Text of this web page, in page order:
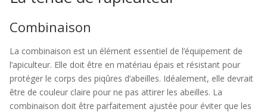
Combinaison
La combinaison est un élément essentiel de l’équipement de
l’apiculteur. Elle doit être en matériau épais et résistant pour
protéger le corps des piqûres d’abeilles. Idéalement, elle devrait
être de couleur claire pour ne pas attirer les abeilles. La
combinaison doit être parfaitement ajustée pour éviter que les